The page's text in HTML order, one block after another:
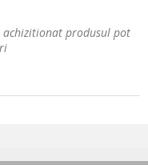
produsul pot